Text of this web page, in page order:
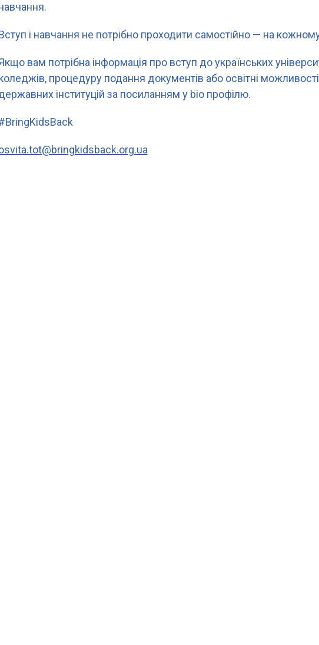
і навчання не потрібно проходити самостійно — на кожному
вам потрібна інформація про вступ до українських
процедуру подання документів або освітні
інституцій за посиланням у bio профілю.